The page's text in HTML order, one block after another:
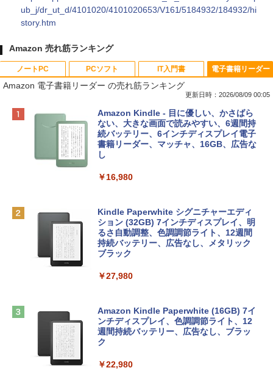
ub_j/dr_ut_d/4101020/4101020653/V161/5184932/184932/hi
story.htm
Amazon 売れ筋ランキング
ノートPC
Apple 2026 MacBook Neo A18 Proチッ
プ搭載13インチノートブック：AIとAppl
e Intelligenceのために設計、Liquid Ret
inaディスプレイ、8GBユニファイドメモ
リ、512GB SSDストレージ、1080p Fac
ゴ
tomtoc 360°保護 15.6 16インチ パソコ
ンケース Dell NEC Lavie ASUS HP dyna
book Lenovo対応
￥2,952
Apple 2026 MacBook Air M5チップ搭載
13インチノートブック：AIとApple Intell
igence、13.6インチLiquid Retinaディ
スプレイ、16GBユニファイドメモリ、51
レームカメラ、日本語キーボード、Touc
PCソフト
Robloxギフトカード - 800 Robux 【限
定バーチャルアイテムを含む】 【オンラ
インゲームコード】 ロブロックス | オン
ラインコード版
定バーチャルアイテムを含む】 【オンラ
インゲームコード】 ロブロックス |オン
ラインコード版
￥1,600
ows11、10/mac対応|PC2台
￥39,582
Robloxギフトカード - 2,000 Robux 【限
IT入門書
生成AIパスポート公式テキスト 第４版
￥1,766
ズ (はぴーイラストLabo)
￥480
bデザイン入門講座［第2版］
ClaudeCode いちばんやさしい 教科書:
方 マニュアル AI副業にもコンテンツ作成
電子書籍リーダー
Amazon 電子書籍リーダー の売れ筋ランキング
更新日時：2026/08/09 00:05
Amazon Kindle - 目に優しい、かさばら
ない、大きな画面で読みやすい、6週間持
続バッテリー、6インチディスプレイ電子
書籍リーダー、マッチャ、16GB、広告な
し
￥16,980
Kindle Paperwhite シグニチャーエディ
ション (32GB) 7インチディスプレイ、明
るさ自動調整、色調調節ライト、12週間
持続バッテリー、広告なし、メタリック
ブラック
￥27,980
Amazon Kindle Paperwhite (16GB) 7イ
ンチディスプレイ、色調調節ライト、12
週間持続バッテリー、広告なし、ブラッ
ク
￥22,980